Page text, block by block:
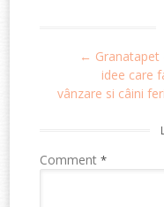
navigation
← Granatapet
idee care
vânzare si câini
Comment*